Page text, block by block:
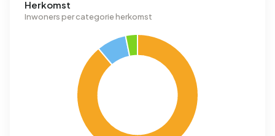
Herkomst
Inwoners per categorie herkomst